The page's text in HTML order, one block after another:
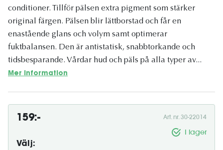
conditioner. Tillför pälsen extra pigment som stärker
original färgen. Pälsen blir lättborstad och får en
enastående glans och volym samt optimerar
fuktbalansen. Den är antistatisk, snabbtorkande och
tidsbesparande. Vårdar hud och päls på alla typer av...
Mer information
159:- Art. nr. 30-22014
I lager
Välj: